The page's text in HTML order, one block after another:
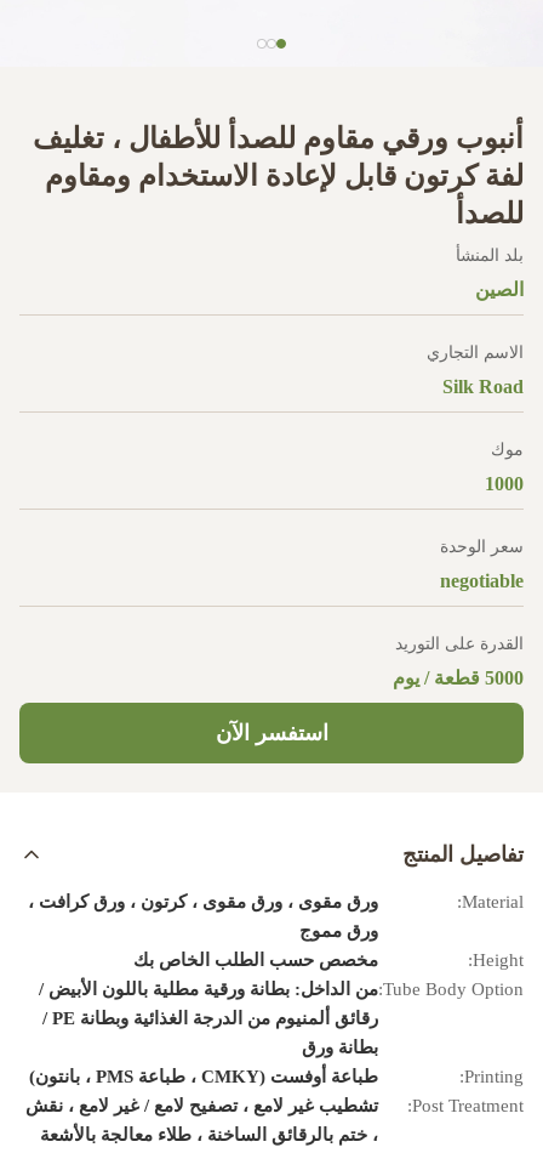
أنبوب ورقي مقاوم للصدأ للأطفال ، تغليف
لفة كرتون قابل لإعادة الاستخدام ومقاوم
للصدأ
بلد المنشأ
الصين
الاسم التجاري
Silk Road
موك
1000
سعر الوحدة
negotiable
القدرة على التوريد
5000 قطعة / يوم
استفسر الآن
تفاصيل المنتج
Material:
ورق مقوى ، ورق مقوى ، كرتون ، ورق كرافت ،
ورق مموج
Height:
مخصص حسب الطلب الخاص بك
Tube Body Option: من الداخل: بطانة ورقية مطلية باللون الأبيض /
رقائق ألمنيوم من الدرجة الغذائية وبطانة PE /
بطانة ورق
Printing:
طباعة أوفست (CMKY ، طباعة PMS ، بانتون)
Post Treatment:
تشطيب غير لامع ، تصفيح لامع / غير لامع ، نقش
، ختم بالرقائق الساخنة ، طلاء معالجة بالأشعة